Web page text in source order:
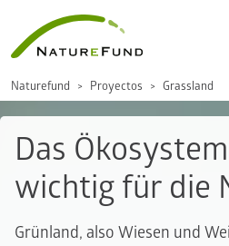
Naturefund Proyectos Grassland
Das
wichtig für die
Grünland, also Wiesen und